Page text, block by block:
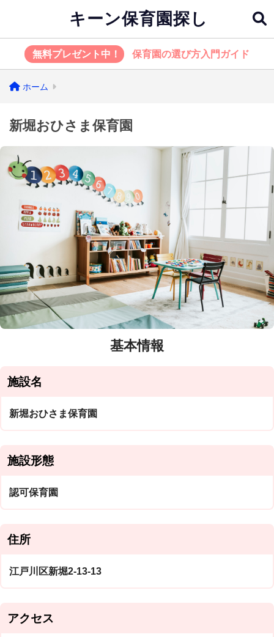
キーン保育園探し
無料プレゼント中！ 保育園の選び方入門ガイド
ホーム
新堀おひさま保育園
基本情報
施設名
新堀おひさま保育園
施設形態
認可保育園
住所
江戸川区新堀2-13-13
アクセス